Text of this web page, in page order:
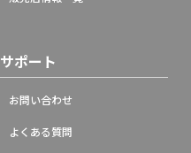
サポート
お問い合わせ
よくある質問